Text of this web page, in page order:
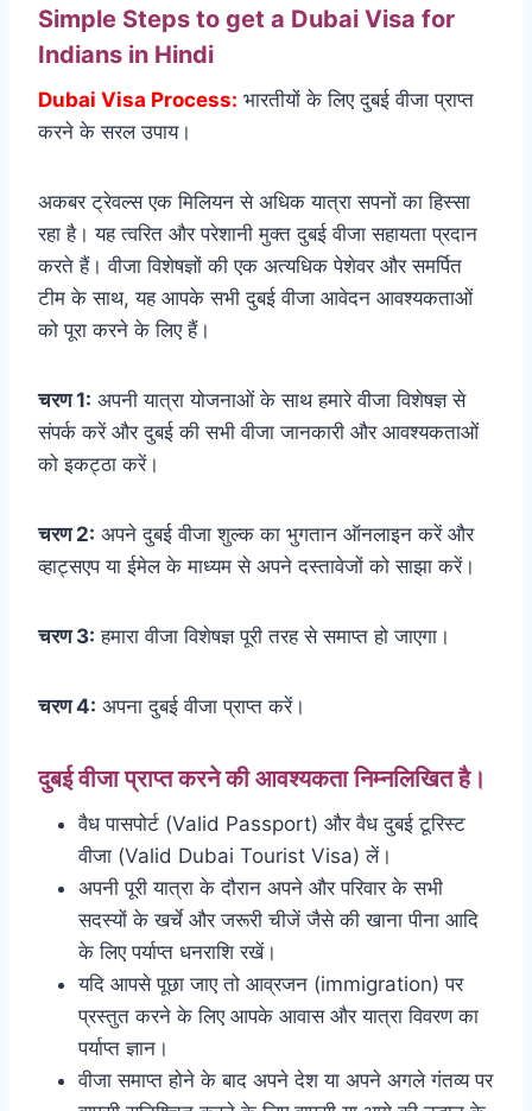
Simple Steps to get a Dubai Visa for
Indians in Hindi
Dubai Visa Process: भारतीयों के लिए दुबई वीजा प्राप्त
करने के सरल उपाय।
अकबर ट्रेवल्स एक मिलियन से अधिक यात्रा सपनों का हिस्सा
रहा है। यह त्वरित और परेशानी मुक्त दुबई वीजा सहायता प्रदान
करते हैं। वीजा विशेषज्ञों की एक अत्यधिक पेशेवर और समर्पित
टीम के साथ, यह आपके सभी दुबई वीजा आवेदन आवश्यकताओं
को पूरा करने के लिए हैं।
चरण 1: अपनी यात्रा योजनाओं के साथ हमारे वीजा विशेषज्ञ से
संपर्क करें और दुबई की सभी वीजा जानकारी और आवश्यकताओं
को इकट्ठा करें।
चरण 2: अपने दुबई वीजा शुल्क का भुगतान ऑनलाइन करें और
व्हाट्सएप या ईमेल के माध्यम से अपने दस्तावेजों को साझा करें।
चरण 3: हमारा वीजा विशेषज्ञ पूरी तरह से समाप्त हो जाएगा।
चरण 4: अपना दुबई वीजा प्राप्त करें।
दुबई वीजा प्राप्त करने की आवश्यकता निम्नलिखित है।
वैध पासपोर्ट (Valid Passport) और वैध दुबई टूरिस्ट
वीजा (Valid Dubai Tourist Visa) लें।
अपनी पूरी यात्रा के दौरान अपने और परिवार के सभी
सदस्यों के खर्चे और जरूरी चीजें जैसे की खाना पीना आदि
के लिए पर्याप्त धनराशि रखें।
यदि आपसे पूछा जाए तो आव्रजन (immigration) पर
प्रस्तुत करने के लिए आपके आवास और यात्रा विवरण का
पर्याप्त ज्ञान।
वीजा समाप्त होने के बाद अपने देश या अपने अगले गंतव्य पर